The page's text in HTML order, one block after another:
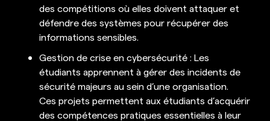
des compétitions où elles doivent attaquer et
défendre des systèmes pour récupérer des
informations sensibles.
Gestion de crise en cybersécurité : Les
étudiants apprennent à gérer des incidents de
sécurité majeurs au sein d’une organisation.
Ces projets permettent aux étudiants d’acquérir
des compétences pratiques essentielles à leur